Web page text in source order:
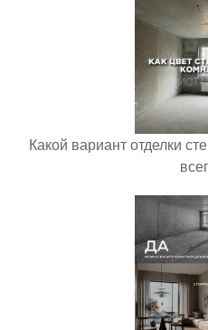
Какой вариант отделки